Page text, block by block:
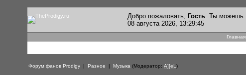
Добро пожаловать, Гость. Ты можешь
08 августа 2026, 13:29:45
Главная
Форум фанов Prodigy | Разное | Музыка (Модератор: A][eL )